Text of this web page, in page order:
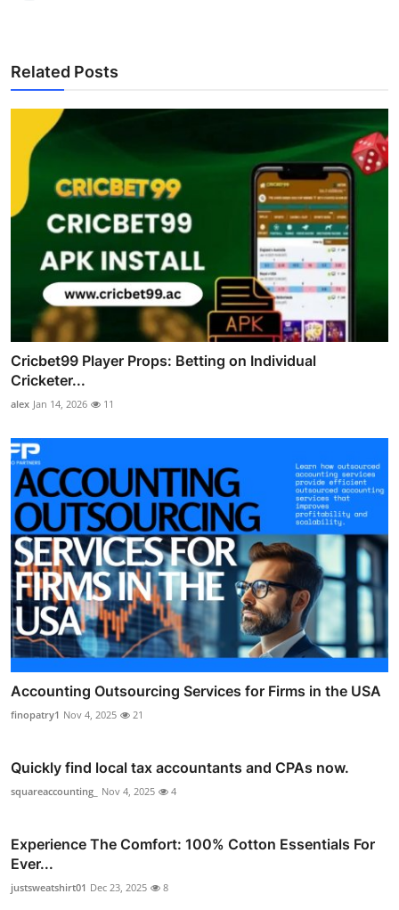
Related Posts
Cricbet99 Player Props: Betting on Individual
Cricketer...
alex Jan 14, 2026 11
Accounting Outsourcing Services for Firms in the USA
finopatry1 Nov 4, 2025 21
Quickly find local tax accountants and CPAs now.
squareaccounting_ Nov 4, 2025 4
Experience The Comfort: 100% Cotton Essentials For
Ever...
justsweatshirt01 Dec 23, 2025 8